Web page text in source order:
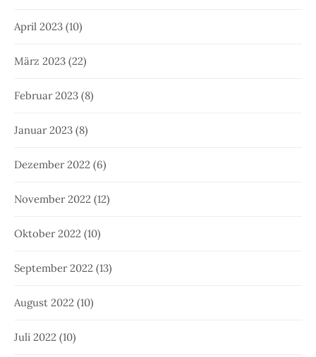
April 2023 (10)
März 2023 (22)
Februar 2023 (8)
Januar 2023 (8)
Dezember 2022 (6)
November 2022 (12)
Oktober 2022 (10)
September 2022 (13)
August 2022 (10)
Juli 2022 (10)